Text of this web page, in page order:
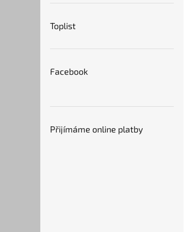
Toplist
Facebook
Přijímáme online platby